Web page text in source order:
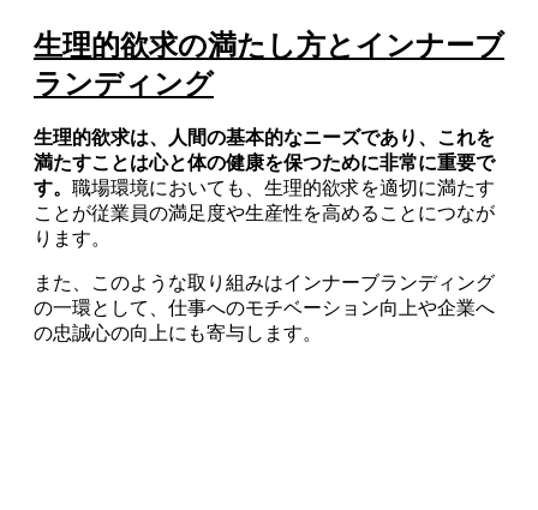
生理的欲求の満たし方とインナーブ
ランディング
生理的欲求は、人間の基本的なニーズであり、これを
満たすことは心と体の健康を保つために非常に重要で
す。 職場環境においても、生理的欲求を適切に満たす
ことが従業員の満足度や生産性を高めることにつなが
ります。
また、このような取り組みはインナーブランディング
の一環として、仕事へのモチベーション向上や企業へ
の忠誠心の向上にも寄与します。